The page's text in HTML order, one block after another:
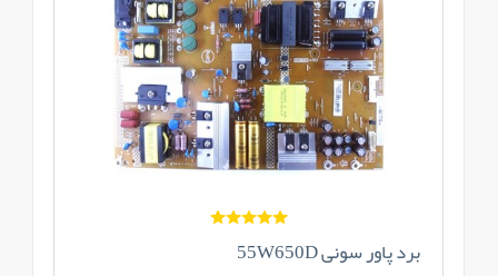
برد پاور سونی 55W650D